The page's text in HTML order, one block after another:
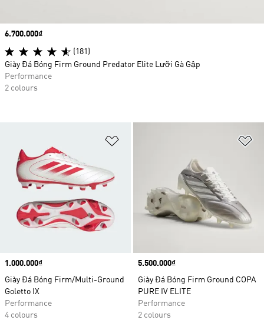
Price
1.000.000₫
Giày Đá Bóng Firm/Multi-Ground
Goletto IX
Performance
4 colours
Price
5.500.000₫
Giày Đá Bóng Firm Ground COPA
PURE IV ELITE
Performance
2 colours
Price
6.700.000₫
(181)
Giày Đá Bóng Firm Ground Predator Elite Lưỡi Gà Gập
Performance
2 colours